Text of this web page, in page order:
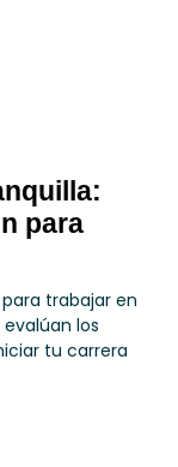
para
trabajar en
los
tu carrera